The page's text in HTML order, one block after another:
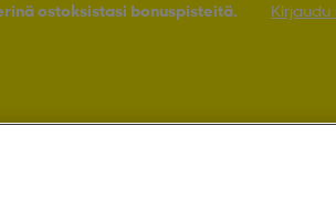
ostoksistasi bonuspisteitä. Kirjaudu